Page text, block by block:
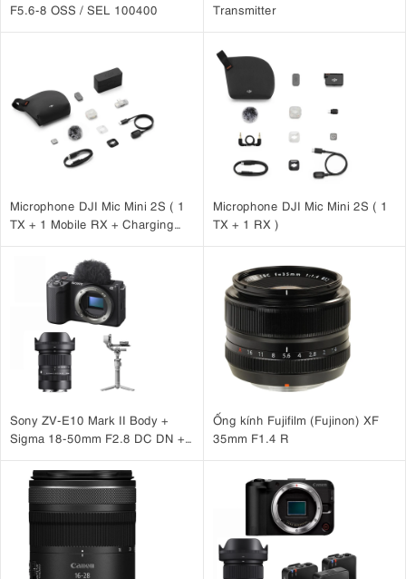
F5.6-8 OSS / SEL 100400
Transmitter
Microphone DJI Mic Mini 2S ( 1
TX + 1 Mobile RX + Charging
Microphone DJI Mic Mini 2S ( 1
TX + 1 RX )
Sony ZV-E10 Mark II Body +
Sigma 18-50mm F2.8 DC DN +
Ống kính Fujifilm (Fujinon) XF
35mm F1.4 R